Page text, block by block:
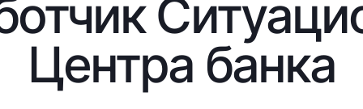
Euro
Everything is possible
Demand USD
Dlya vseh USD
UzCard/HUMO
Visa
Visa FIFA
Mastercard
Центра банка